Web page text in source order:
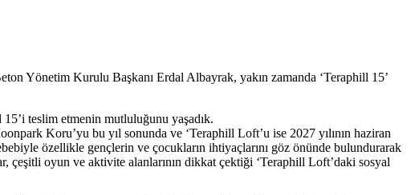
Yönetim Kurulu Başkanı Erdal Albayrak, yakın zamanda ‘Teraphill 15’
teslim etmenin mutluluğunu yaşadık.
Koru’yu bu yıl sonunda ve ‘Teraphill Loft’u ise 2027 yılının haziran
özellikle gençlerin ve çocukların ihtiyaçlarını göz önünde bulundurarak
çeşitli oyun ve aktivite alanlarının dikkat çektiği ‘Teraphill Loft’daki sosyal